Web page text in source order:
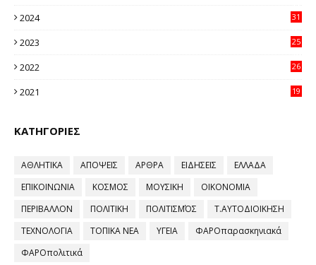
2024
31
2023
25
2022
26
2021
19
ΚΑΤΗΓΟΡΙΕΣ
ΑΘΛΗΤΙΚΑ ΑΠΟΨΕΙΣ ΑΡΘΡΑ ΕΙΔΗΣΕΙΣ
ΕΛΛΑΔΑ
ΕΠΙΚΟΙΝΩΝΙΑ
ΚΟΣΜΟΣ ΜΟΥΣΙΚΗ
ΟΙΚΟΝΟΜΙΑ
ΠΕΡΙΒΑΛΛΟΝ
ΠΟΛΙΤΙΚΗ ΠΟΛΙΤΙΣΜΌΣ
Τ.ΑΥΤΟΔΙΟΙΚΗΣΗ
ΤΕΧΝΟΛΟΓΙΑ
ΤΟΠΙΚΑ ΝΕΑ ΥΓΕΙΑ
ΦΑΡΟπαρασκηνιακά
ΦΑΡΟπολιτικά